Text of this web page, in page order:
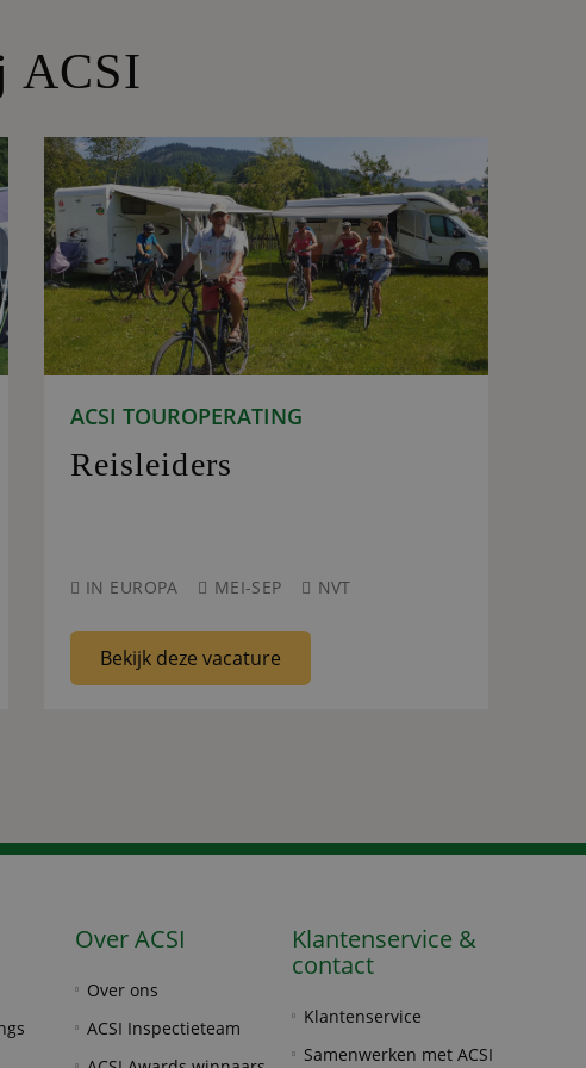
ACSI
ACSI TOUROPERATING
Reisleiders
IN EUROPA MEI-SEP NVT
Bekijk deze vacature
Over ACSI
Over ons
ACSI Inspectieteam
Klantenservice &
contact
Klantenservice
Samenwerken met ACSI